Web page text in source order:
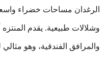
الرغدان مساحات خضراء
وشلالات طبيعية. يقدم
والمرافق الفندقية، وهو مثالي